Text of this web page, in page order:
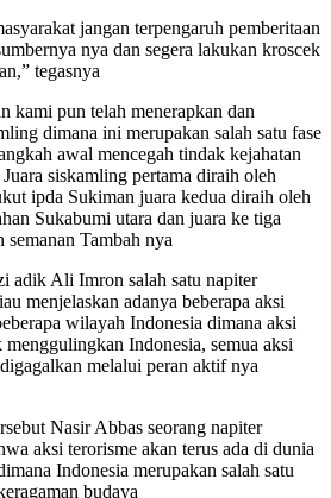
jangan terpengaruh pemberitaan
nya dan segera lakukan kroscek
tegasnya
kami pun telah menerapkan dan
dimana ini merupakan salah satu fase
awal mencegah tindak kejahatan
siskamling pertama diraih oleh
ipda Sukiman juara kedua diraih oleh
Sukabumi utara dan juara ke tiga
Tambah nya
adik Ali Imron salah satu napiter
menjelaskan adanya beberapa aksi
wilayah Indonesia dimana aksi
Indonesia, semua aksi
melalui peran aktif nya
Nasir Abbas seorang napiter
aksi terorisme akan terus ada di dunia
Indonesia merupakan salah satu
budaya